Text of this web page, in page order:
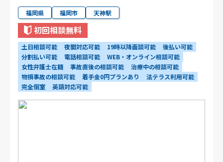
福岡県 福岡市 天神駅
初回相談無料
土日相談可能 夜間対応可能 19時以降面談可能
後払い可能
分割払い可能
電話相談可能
WEB・オンライン相談可能
女性弁護士在籍
事故直後の相談可能
治療中の相談可能
物損事故の相談可能
着手金0円プランあり
法テラス利用可能
完全個室
英語対応可能